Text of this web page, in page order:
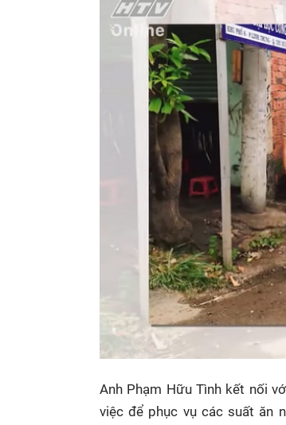
Hồ Chí Minh
Chuyển đổi số
Anh Phạm Hữu Tình kết nối
việc để phục vụ các suất ăn